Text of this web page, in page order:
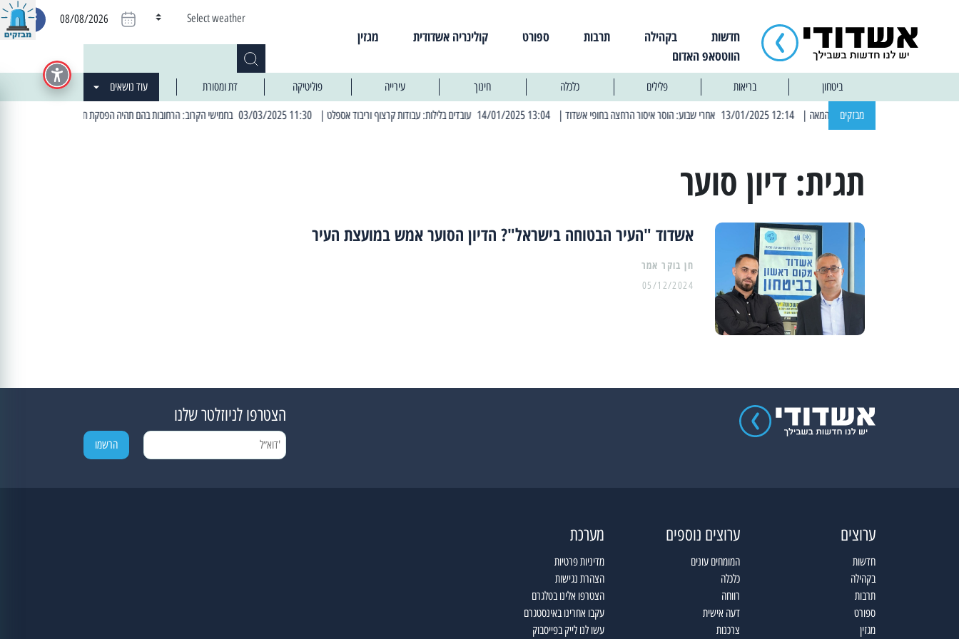
חדשות בקהילה תרבות ספורט קולינריה אשדודית
מגזין
הווטסאפ האדום
Select weather
08/08/2026
ביטחון בריאות פלילים כלכלה חינוך עירייה פוליטיקה דת ומסורת עוד נושאים
מבזקים | 12:14 13/01/2025 אחרי שבוע: הוסר איסור הרחצה בחופי אשדוד | 13:04 14/01/2025 עובדים בלילות: עבודות קרצוף וריבוד אספלט | 11:30 03/03/2025 בחמישי הקרוב: הרחובות בהם תהיה הפסקת חשמל יזומה
תגית: דיון סוער
אשדוד "העיר הבטוחה בישראל"? הדיון הסוער אמש במועצת העיר
05/12/2024
הצטרפו לניוזלטר שלנו
ערוצים
חדשות
בקהילה
תרבות
ספורט
מגזין
ערוצים נוספים
המומחים עונים
כלכלה
רווחה
דעה אישית
צרכנות
מערכת
מדיניות פרטיות
הצהרת נגישות
הצטרפו אלינו בטלגרם
עקבו אחרינו באינסטגרם
עשו לנו לייק בפייסבוק